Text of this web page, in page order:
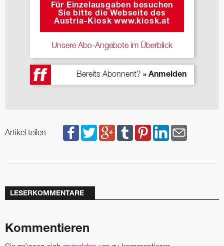
Für Einzelausgaben besuchen
Sie bitte die Webseite des
Austria-Kiosk www.kiosk.at
Unsere Abo-Angebote im Überblick
Bereits Abonnent? » Anmelden
Artikel teilen
LESERKOMMENTARE
Kommentieren